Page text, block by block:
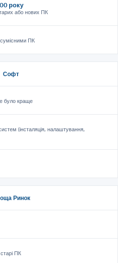
року
або нових ПК
ПК
Софт
було краще
(інсталяція, налаштування,
Ринок
ПК